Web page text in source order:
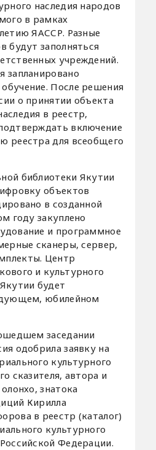
наследия народов
в рамках
ЯАССР. Разные
будут заполняться
учреждений.
запланировано
После решения
о принятии объекта
в реестр,
включение
реестра для всеобщего
библиотеки Якутии
объектов
в созданной
году закуплено
и программное
сканеры, сервер,
Центр
и культурного
будет
юбилейном
заседании
одобрила заявку на
культурного
сказителя, автора и
знатока
Кирилла
в реестр (каталог)
культурного
Федерации.